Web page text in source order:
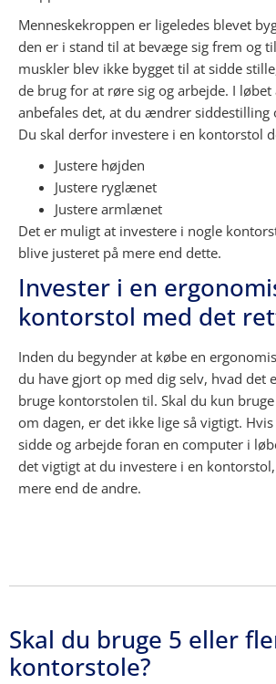
Menneskekroppen er ligeledes blevet
den er i stand til at bevæge sig frem og
muskler blev ikke bygget til at sidde
de brug for at røre sig og arbejde. I løbet
anbefales det, at du ændrer siddestilling
Du skal derfor investere i en kontorstol
Justere højden
Justere ryglænet
Justere armlænet
Det er muligt at investere i nogle
blive justeret på mere end dette.
Invester i en
kontorstol med det
Inden du begynder at købe en
du have gjort op med dig selv, hvad det
bruge kontorstolen til. Skal du kun
om dagen, er det ikke lige så vigtigt.
sidde og arbejde foran en computer i
det vigtigt at du investere i en
mere end de andre.
Skal du bruge 5 eller
kontorstole?